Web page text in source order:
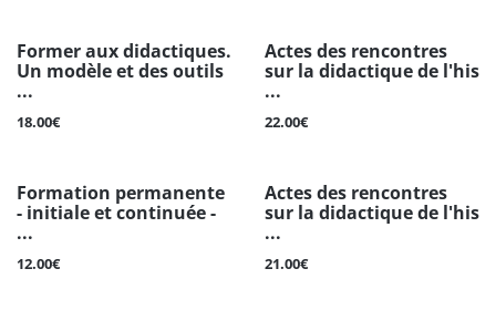
Former aux didactiques.
Un modèle et des outils
...
18.00€
Actes des rencontres
sur la didactique de l'his
...
22.00€
Formation permanente
- initiale et continuée -
...
12.00€
Actes des rencontres
sur la didactique de l'his
...
21.00€